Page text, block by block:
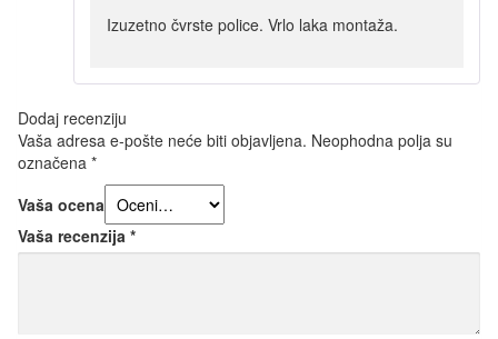
Izuzetno čvrste police. Vrlo laka montaža.
Dodaj recenziju
Vaša adresa e-pošte neće biti objavljena. Neophodna polja su
označena *
Vaša ocena
Vaša recenzija *